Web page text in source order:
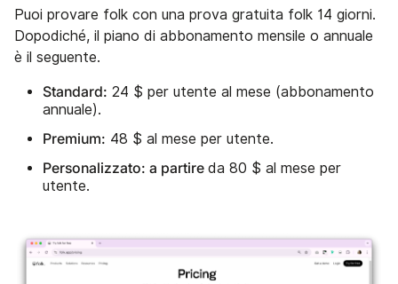
Puoi provare folk con una prova gratuita folk 14 giorni.
Dopodiché, il piano di abbonamento mensile o annuale
è il seguente.
Standard: 24 $ per utente al mese (abbonamento
annuale).
Premium: 48 $ al mese per utente.
Personalizzato: a partire da 80 $ al mese per
utente.